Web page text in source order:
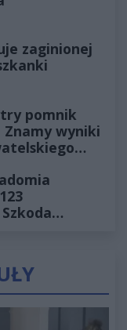
zaginionej
pomnik
Znamy wyniki